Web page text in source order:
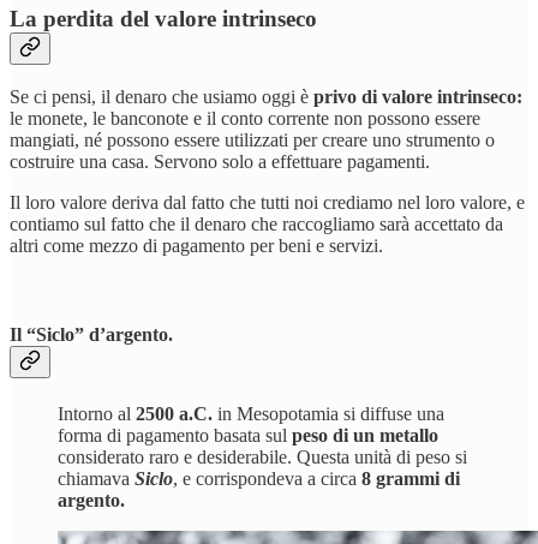
La perdita del valore intrinseco
Se ci pensi, il denaro che usiamo oggi è privo di valore intrinseco:
le monete, le banconote e il conto corrente non possono essere
mangiati, né possono essere utilizzati per creare uno strumento o
costruire una casa. Servono solo a effettuare pagamenti.
Il loro valore deriva dal fatto che tutti noi crediamo nel loro valore, e
contiamo sul fatto che il denaro che raccogliamo sarà accettato da
altri come mezzo di pagamento per beni e servizi.
Il “Siclo” d’argento.
Intorno al 2500 a.C. in Mesopotamia si diffuse una
forma di pagamento basata sul peso di un metallo
considerato raro e desiderabile. Questa unità di peso si
chiamava Siclo, e corrispondeva a circa 8 grammi di
argento.